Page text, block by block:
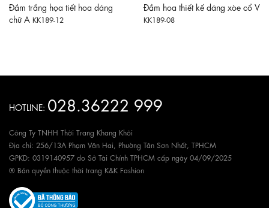
Đầm trắng họa tiết hoa dáng
chữ A KK189-12
Đầm hoa thiết kế dáng xòe cổ V
KK189-08
HOTLINE: 028.36222 999
Công Ty TNHH Thời Trang Khang Khôi
Địa chỉ: 256/13A Phạm Văn Hai, Phường Tân Sơn Nhất, TPHCM
GPKD: 0319140957 do Sở Tài Chính TPHCM cấp ngày 04/09/2025
® Bản quyền thuộc thời trang K&K Fashion